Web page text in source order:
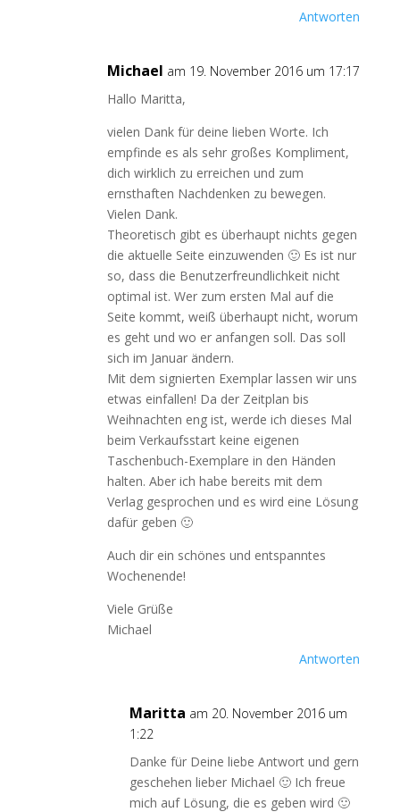
Antworten
Michael am 19. November 2016 um 17:17
Hallo Maritta,
vielen Dank für deine lieben Worte. Ich
empfinde es als sehr großes Kompliment,
dich wirklich zu erreichen und zum
ernsthaften Nachdenken zu bewegen.
Vielen Dank.
Theoretisch gibt es überhaupt nichts gegen
die aktuelle Seite einzuwenden 🙂 Es ist nur
so, dass die Benutzerfreundlichkeit nicht
optimal ist. Wer zum ersten Mal auf die
Seite kommt, weiß überhaupt nicht, worum
es geht und wo er anfangen soll. Das soll
sich im Januar ändern.
Mit dem signierten Exemplar lassen wir uns
etwas einfallen! Da der Zeitplan bis
Weihnachten eng ist, werde ich dieses Mal
beim Verkaufsstart keine eigenen
Taschenbuch-Exemplare in den Händen
halten. Aber ich habe bereits mit dem
Verlag gesprochen und es wird eine Lösung
dafür geben 🙂
Auch dir ein schönes und entspanntes
Wochenende!
Viele Grüße
Michael
Antworten
Maritta am 20. November 2016 um
1:22
Danke für Deine liebe Antwort und gern
geschehen lieber Michael 🙂 Ich freue
mich auf Lösung, die es geben wird 🙂